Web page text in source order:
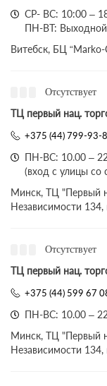
СР- ВС: 10:00 –
ПН-ВТ: Выходной
Витебск, БЦ
Отсутствует
ТЦ первый нац.
+375 (44) 799-93-
ПН-ВС: 10.00 –
(вход с улицы со
Минск, ТЦ "Первый
Независимости
Отсутствует
ТЦ первый нац.
+375 (44) 599 67
ПН-ВС: 10.00 –
Минск, ТЦ "Первый
Независимости